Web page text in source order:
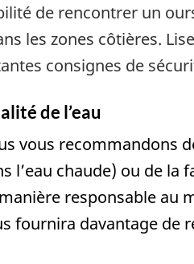
de rencontrer un
les zones côtières.
consignes de
de l’eau
vous recommandons
l’eau chaude) ou de
responsable au
fournira davantage de